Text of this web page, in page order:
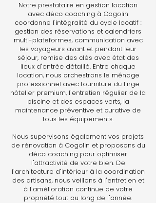
Notre prestataire en gestion location
avec déco coaching à Cogolin
coordonne l'intégralité du cycle locatif :
gestion des réservations et calendriers
multi-plateformes, communication avec
les voyageurs avant et pendant leur
séjour, remise des clés avec état des
lieux d'entrée détaillé. Entre chaque
location, nous orchestrons le ménage
professionnel avec fourniture du linge
hôtelier premium, l'entretien régulier de la
piscine et des espaces verts, la
maintenance préventive et curative de
tous les équipements.
Nous supervisons également vos projets
de rénovation à Cogolin et proposons du
déco coaching pour optimiser
l'attractivité de votre bien. De
l'architecture d'intérieur à la coordination
des artisans, nous veillons à l'entretien et
à l'amélioration continue de votre
propriété tout au long de l'année.